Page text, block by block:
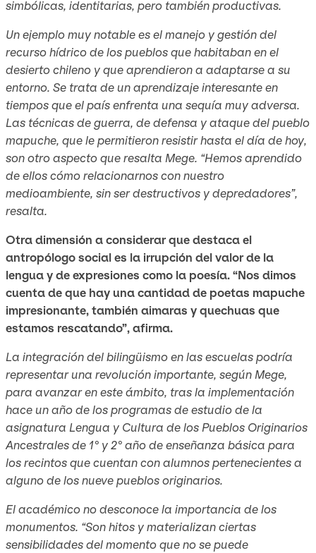
simbólicas, identitarias, pero también productivas.
Un ejemplo muy notable es el manejo y gestión del
recurso hídrico de los pueblos que habitaban en el
desierto chileno y que aprendieron a adaptarse a su
entorno. Se trata de un aprendizaje interesante en
tiempos que el país enfrenta una sequía muy adversa.
Las técnicas de guerra, de defensa y ataque del pueblo
mapuche, que le permitieron resistir hasta el día de hoy,
son otro aspecto que resalta Mege. “Hemos aprendido
de ellos cómo relacionarnos con nuestro
medioambiente, sin ser destructivos y depredadores”,
resalta.
Otra dimensión a considerar que destaca el
antropólogo social es la irrupción del valor de la
lengua y de expresiones como la poesía. “Nos dimos
cuenta de que hay una cantidad de poetas mapuche
impresionante, también aimaras y quechuas que
estamos rescatando”, afirma.
La integración del bilingüismo en las escuelas podría
representar una revolución importante, según Mege,
para avanzar en este ámbito, tras la implementación
hace un año de los programas de estudio de la
asignatura Lengua y Cultura de los Pueblos Originarios
Ancestrales de 1° y 2° año de enseñanza básica para
los recintos que cuentan con alumnos pertenecientes a
alguno de los nueve pueblos originarios.
El académico no desconoce la importancia de los
monumentos. “Son hitos y materializan ciertas
sensibilidades del momento que no se puede